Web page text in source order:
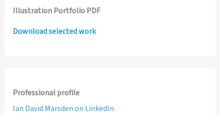
Illustration Portfolio PDF
Download selected work
Professional profile
Ian David Marsden on LinkedIn